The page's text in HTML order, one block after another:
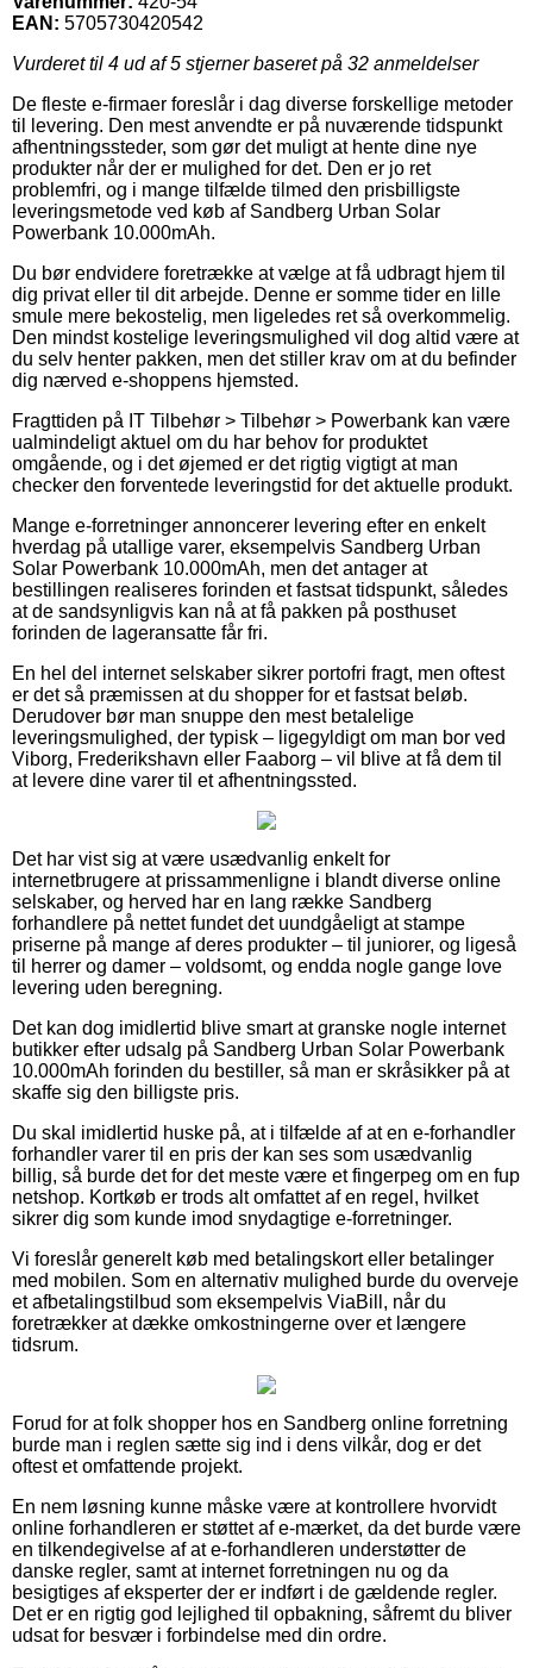
EAN: 5705730420542
Vurderet til 4 ud af 5 stjerner baseret på 32 anmeldelser
De fleste e-firmaer foreslår i dag diverse forskellige metoder
til levering. Den mest anvendte er på nuværende tidspunkt
afhentningssteder, som gør det muligt at hente dine nye
produkter når der er mulighed for det. Den er jo ret
problemfri, og i mange tilfælde tilmed den prisbilligste
leveringsmetode ved køb af Sandberg Urban Solar
Powerbank 10.000mAh.
Du bør endvidere foretrække at vælge at få udbragt hjem til
dig privat eller til dit arbejde. Denne er somme tider en lille
smule mere bekostelig, men ligeledes ret så overkommelig.
Den mindst kostelige leveringsmulighed vil dog altid være at
du selv henter pakken, men det stiller krav om at du befinder
dig nærved e-shoppens hjemsted.
Fragttiden på IT Tilbehør > Tilbehør > Powerbank kan være
ualmindeligt aktuel om du har behov for produktet
omgående, og i det øjemed er det rigtig vigtigt at man
checker den forventede leveringstid for det aktuelle produkt.
Mange e-forretninger annoncerer levering efter en enkelt
hverdag på utallige varer, eksempelvis Sandberg Urban
Solar Powerbank 10.000mAh, men det antager at
bestillingen realiseres forinden et fastsat tidspunkt, således
at de sandsynligvis kan nå at få pakken på posthuset
forinden de lageransatte får fri.
En hel del internet selskaber sikrer portofri fragt, men oftest
er det så præmissen at du shopper for et fastsat beløb.
Derudover bør man snuppe den mest betalelige
leveringsmulighed, der typisk – ligegyldigt om man bor ved
Viborg, Frederikshavn eller Faaborg – vil blive at få dem til
at levere dine varer til et afhentningssted.
Det har vist sig at være usædvanlig enkelt for
internetbrugere at prissammenligne i blandt diverse online
selskaber, og herved har en lang række Sandberg
forhandlere på nettet fundet det uundgåeligt at stampe
priserne på mange af deres produkter – til juniorer, og ligeså
til herrer og damer – voldsomt, og endda nogle gange love
levering uden beregning.
Det kan dog imidlertid blive smart at granske nogle internet
butikker efter udsalg på Sandberg Urban Solar Powerbank
10.000mAh forinden du bestiller, så man er skråsikker på at
skaffe sig den billigste pris.
Du skal imidlertid huske på, at i tilfælde af at en e-forhandler
forhandler varer til en pris der kan ses som usædvanlig
billig, så burde det for det meste være et fingerpeg om en fup
netshop. Kortkøb er trods alt omfattet af en regel, hvilket
sikrer dig som kunde imod snydagtige e-forretninger.
Vi foreslår generelt køb med betalingskort eller betalinger
med mobilen. Som en alternativ mulighed burde du overveje
et afbetalingstilbud som eksempelvis ViaBill, når du
foretrækker at dække omkostningerne over et længere
tidsrum.
Forud for at folk shopper hos en Sandberg online forretning
burde man i reglen sætte sig ind i dens vilkår, dog er det
oftest et omfattende projekt.
En nem løsning kunne måske være at kontrollere hvorvidt
online forhandleren er støttet af e-mærket, da det burde være
en tilkendegivelse af at e-forhandleren understøtter de
danske regler, samt at internet forretningen nu og da
besigtiges af eksperter der er indført i de gældende regler.
Det er en rigtig god lejlighed til opbakning, såfremt du bliver
udsat for besvær i forbindelse med din ordre.